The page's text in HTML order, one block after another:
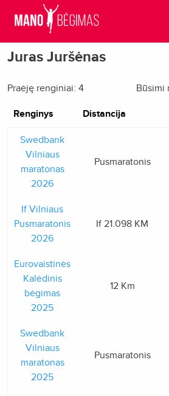
Juras Juršėnas
Praėję renginiai: 4 Būsimi
Renginys Distancija
Swedbank
Vilniaus
maratonas
2026
Pusmaratonis
If Vilniaus
Pusmaratonis
2026
If 21.098 KM
Eurovaistinės
Kalėdinis
bėgimas
2025
12 Km
Swedbank
Vilniaus
maratonas
2025
Pusmaratonis